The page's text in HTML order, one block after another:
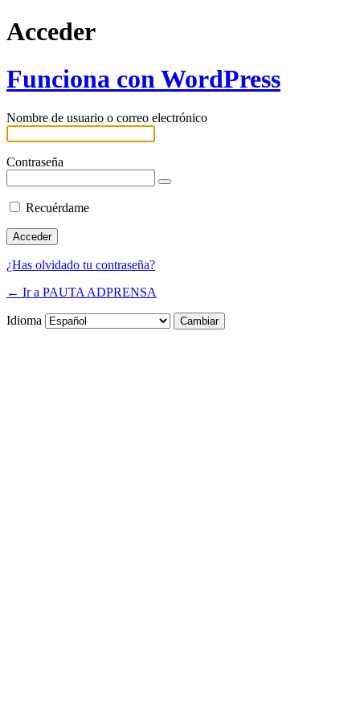
Acceder
Funciona con WordPress
Nombre de usuario o correo electrónico
Contraseña
Recuérdame
¿Has olvidado tu contraseña?
← Ir a PAUTA ADPRENSA
Idioma